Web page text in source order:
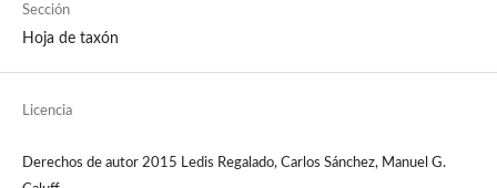
Sección
Hoja de taxón
Licencia
Derechos de autor 2015 Ledis Regalado, Carlos Sánchez, Manuel G.